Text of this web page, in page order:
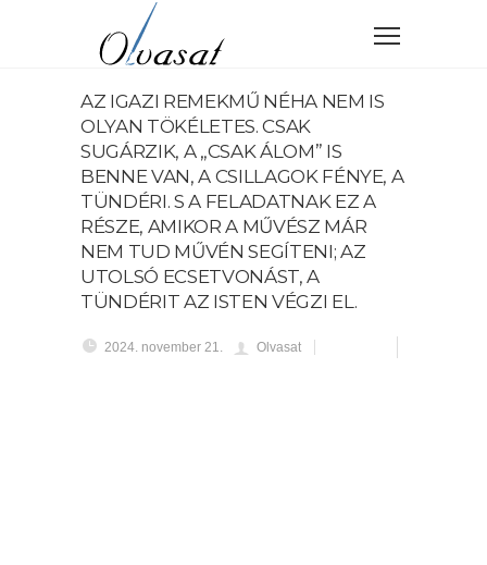
AZ IGAZI REMEKMŰ NÉHA NEM IS
OLYAN TÖKÉLETES. CSAK
SUGÁRZIK, A „CSAK ÁLOM” IS
BENNE VAN, A CSILLAGOK FÉNYE, A
TÜNDÉRI. S A FELADATNAK EZ A
RÉSZE, AMIKOR A MŰVÉSZ MÁR
NEM TUD MŰVÉN SEGÍTENI; AZ
UTOLSÓ ECSETVONÁST, A
TÜNDÉRIT AZ ISTEN VÉGZI EL.
2024. november 21. Olvasat